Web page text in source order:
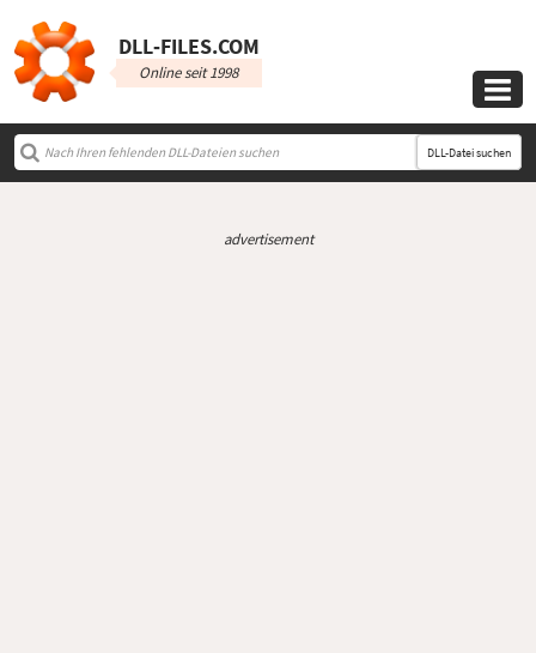
DLL‑FILES.COM
Online seit 1998

DLL-Datei suchen
advertisement